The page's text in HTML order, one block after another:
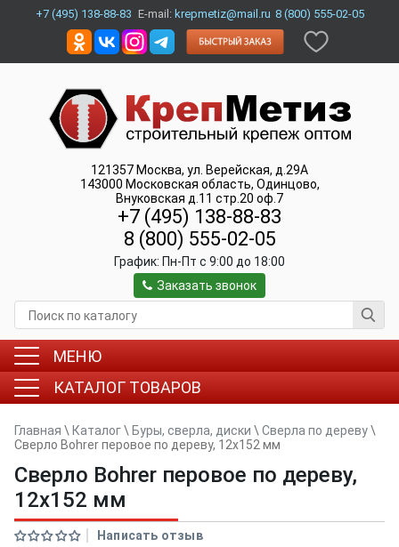
+7 (495) 138-88-83 E-mail: krepmetiz@mail.ru 8 (800) 555-02-05
121357 Москва, ул. Верейская, д.29А
143000 Московская область, Одинцово,
Внуковская д.11 стр.20 оф.7
+7 (495) 138-88-83
8 (800) 555-02-05
График: Пн-Пт c 9:00 до 18:00
Заказать звонок
МЕНЮ
КАТАЛОГ ТОВАРОВ
Главная \ Каталог\ Буры, сверла, диски \ Сверла по дереву\
Сверло Bohrer перовое по дереву, 12х152 мм
Сверло Bohrer перовое по дереву,
12х152 мм
Написать отзыв